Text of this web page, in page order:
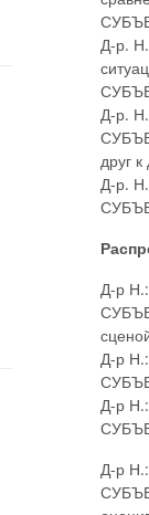
Д-р.
Д-р.
друг к
Д-р.
Д-р
Д-р Н.:
Д-р
Д-р Н.: